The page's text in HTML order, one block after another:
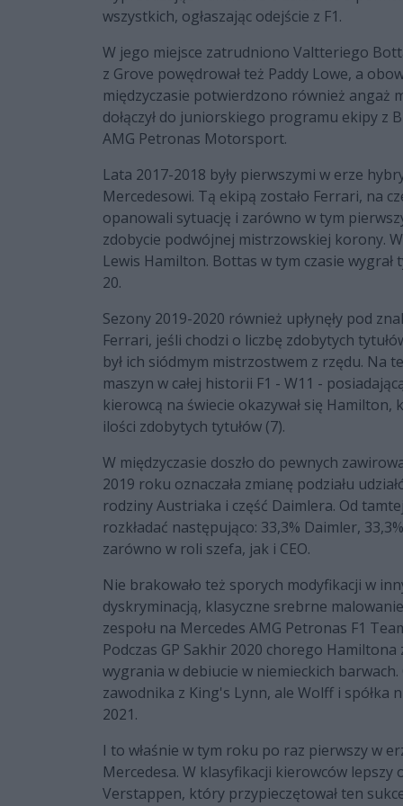
wszystkich, ogłaszając odejście z F1.
W jego miejsce zatrudniono Valtteriego
z Grove powędrował też Paddy Lowe, a
międzyczasie potwierdzono również angaż
dołączył do juniorskiego programu ekipy z
AMG Petronas Motorsport.
Lata 2017-2018 były pierwszymi w erze
Mercedesowi. Tą ekipą zostało Ferrari, na
opanowali sytuację i zarówno w tym
zdobycie podwójnej mistrzowskiej korony.
Lewis Hamilton. Bottas w tym czasie
20.
Sezony 2019-2020 również upłynęły pod
Ferrari, jeśli chodzi o liczbę zdobytych
był ich siódmym mistrzostwem z rzędu. Na
maszyn w całej historii F1 - W11 -
kierowcą na świecie okazywał się
ilości zdobytych tytułów (7).
W międzyczasie doszło do pewnych
2019 roku oznaczała zmianę podziału
rodziny Austriaka i część Daimlera. Od
rozkładać następująco: 33,3% Daimler,
zarówno w roli szefa, jak i CEO.
Nie brakowało też sporych modyfikacji w
dyskryminacją, klasyczne srebrne
zespołu na Mercedes AMG Petronas F1
Podczas GP Sakhir 2020 chorego
wygrania w debiucie w niemieckich
zawodnika z King's Lynn, ale Wolff i spółka
2021.
I to właśnie w tym roku po raz pierwszy w
Mercedesa. W klasyfikacji kierowców
Verstappen, który przypieczętował ten